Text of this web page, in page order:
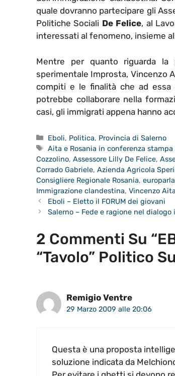
quale dovranno partecipare gli
Politiche Sociali De Felice, al
interessati al fenomeno, insieme
Mentre per quanto riguarda la
sperimentale Improsta, Vincenzo
compiti e le finalità che ad essa
potrebbe collaborare nella
casi, gli immigrati appena hanno
Categorie
Eboli, Politica, Provincia di Salerno
Tag
Aita e Rosania in conferenza stampa
Cozzolino, Assessore Lilly De Felice,
Corrado Gabriele, Azienda Agricola
Consigliere Regionale Rosania,
Immigrazione clandestina, Vincenzo
Eboli – Eletto il FORUM dei giovani
Salerno – Fede e ragione nel
2 Commenti Su
“tavolo” Politico
Remigio Ventre
29 Marzo 2009 alle 20:06
Questa è una proposta
soluzione indicata da